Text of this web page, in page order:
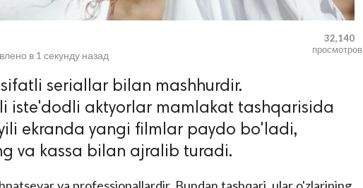
в 1 секунду назад
32,140
просмотров
seriallar bilan mashhurdir.
iste'dodli aktyorlar mamlakat tashqarisida
ekranda yangi filmlar paydo bo'ladi,
va kassa bilan ajralib turadi.